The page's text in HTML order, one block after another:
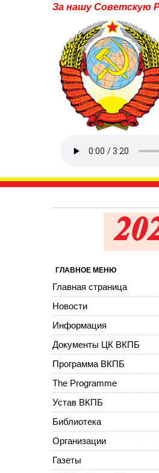
За нашу Советскую
ГЛАВНОЕ МЕНЮ
Главная страница
Новости
Информация
Документы ЦК ВКПБ
Программа ВКПБ
The Programme
Устав ВКПБ
Библиотека
Организации
Газеты